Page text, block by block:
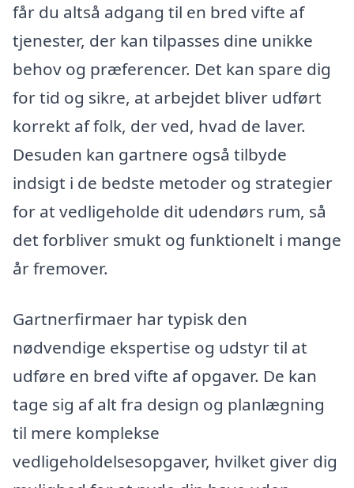
får du altså adgang til en bred vifte af
tjenester, der kan tilpasses dine unikke
behov og præferencer. Det kan spare dig
for tid og sikre, at arbejdet bliver udført
korrekt af folk, der ved, hvad de laver.
Desuden kan gartnere også tilbyde
indsigt i de bedste metoder og strategier
for at vedligeholde dit udendørs rum, så
det forbliver smukt og funktionelt i mange
år fremover.
Gartnerfirmaer har typisk den
nødvendige ekspertise og udstyr til at
udføre en bred vifte af opgaver. De kan
tage sig af alt fra design og planlægning
til mere komplekse
vedligeholdelsesopgaver, hvilket giver dig